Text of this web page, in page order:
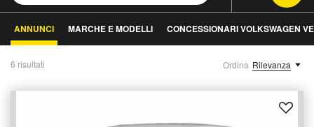
ANNUNCI MARCHE E MODELLI CONCESSIONARI VOLKSWAGEN
6 risultati Ordina Rilevanza